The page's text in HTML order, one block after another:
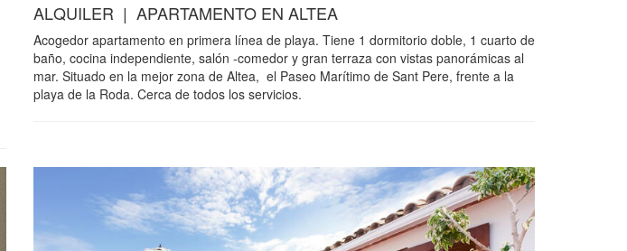
ALQUILER | APARTAMENTO EN ALTEA
Acogedor apartamento en primera línea de playa. Tiene 1 dormitorio doble, 1 cuarto de
baño, cocina independiente, salón -comedor y gran terraza con vistas panorámicas al
mar. Situado en la mejor zona de Altea, el Paseo Marítimo de Sant Pere, frente a la
playa de la Roda. Cerca de todos los servicios.